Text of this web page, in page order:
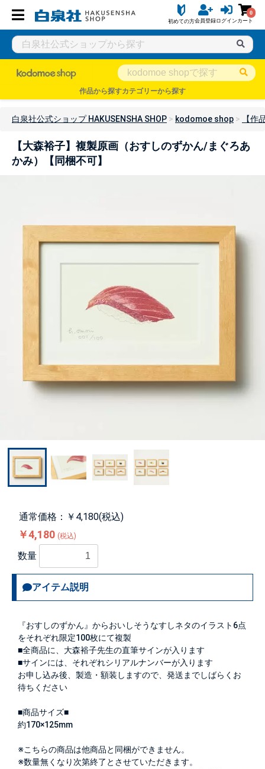
初めての方会員登録ログイン
0
カート
作品から探すカテゴリーから探す
白泉社公式ショップ HAKUSENSHA SHOP kodomoe shop 【作
【大森裕子】複製原画（おすしのずかん/まぐろあ
かみ）【同梱不可】
通常価格：￥4,180(税込)
￥4,180 (税込)
数量
アイテム説明
『おすしのずかん』からおいしそうなすしネタのイラスト6点
をそれぞれ限定100枚にて複製
■全商品に、大森裕子先生の直筆サインが入ります
■サインには、それぞれシリアルナンバーが入ります
お申し込み後、製造・額装しますので、発送までしばらくお
待ちください
■商品サイズ■
約170×125mm
※こちらの商品は他商品と同梱ができません。
※数量無くなり次第終了とさせていただきます。